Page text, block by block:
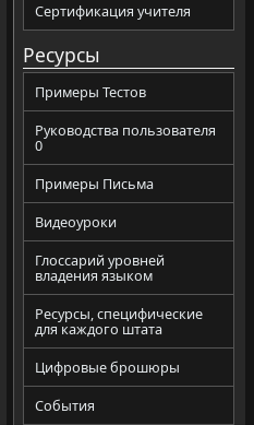
Сертификация учителя
Ресурсы
Примеры Тестов
Руководства пользователя
0
Примеры Письма
Видеоуроки
Глоссарий уровней
владения языком
Ресурсы, специфические
для каждого штата
Цифровые брошюры
События